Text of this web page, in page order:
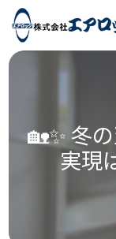
🏡✨ 冬
実現